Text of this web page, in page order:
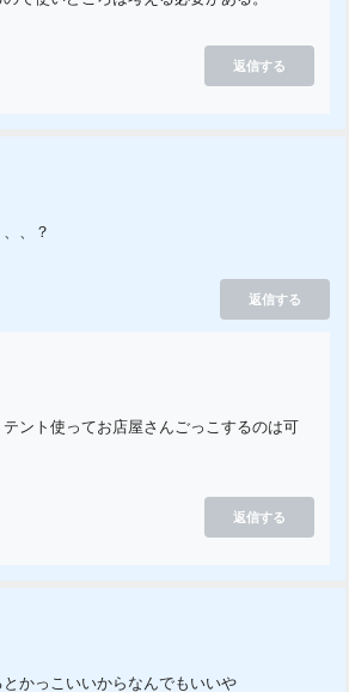
返信する
、？
返信する
ント使ってお店屋さんごっこするのは可
返信する
かっこいいからなんでもいいや